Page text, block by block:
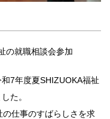
の就職相談会参加
7年度夏SHIZUOKA福祉
た。
仕事のすばらしさを求